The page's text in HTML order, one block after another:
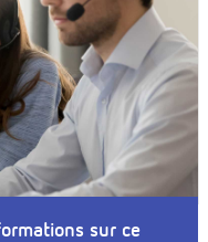
sur ce